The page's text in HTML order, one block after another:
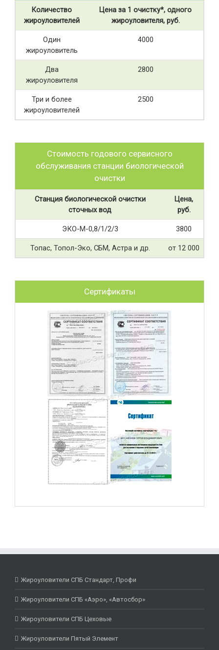
Количество
жироуловителей
Цена за 1 очистку*, одного
жироуловителя, руб.
Один
жироуловитель
4000
Два
жироуловителя
2800
Три и более
жироуловителей
2500
Стоимость годового сервисного
обслуживания станции биологической
очистки
Станция биологической очистки
сточных вод
Цена,
руб.
ЭКО-М-0,8/1/2/3 3800
Топас, Топол-Эко, СБМ, Астра и др. от 12 000
Сертификаты
Жироуловители СПБ Стандарт, Профи
Жироуловители СПБ «Аэро», «Автосбор»
Жироуловители СПБ Цеховые
Жироуловители Пятый Элемент